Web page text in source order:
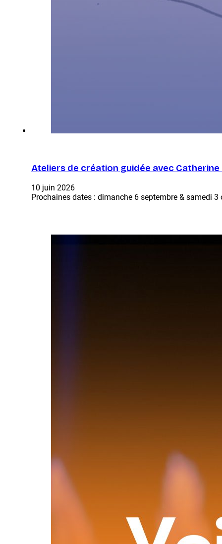
Ateliers de création guidée avec Catherine
10 juin 2026
Prochaines dates : dimanche 6 septembre & samedi 3